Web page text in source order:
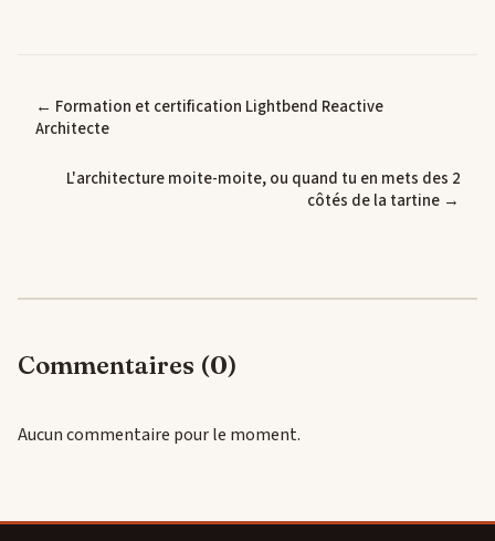
← Formation et certification Lightbend Reactive
Architecte
L'architecture moite-moite, ou quand tu en mets des 2
côtés de la tartine →
Commentaires (0)
Aucun commentaire pour le moment.